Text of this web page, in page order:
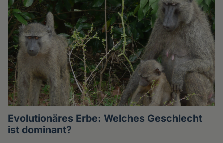
Evolutionäres Erbe: Welches Geschlecht
ist dominant?